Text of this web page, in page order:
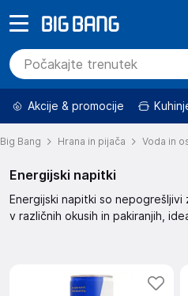
Akcije & promocije
Big Bang Hrana in pijača Voda in
Energijski napitki
Energijski napitki so
v različnih okusih in pakiranjih,